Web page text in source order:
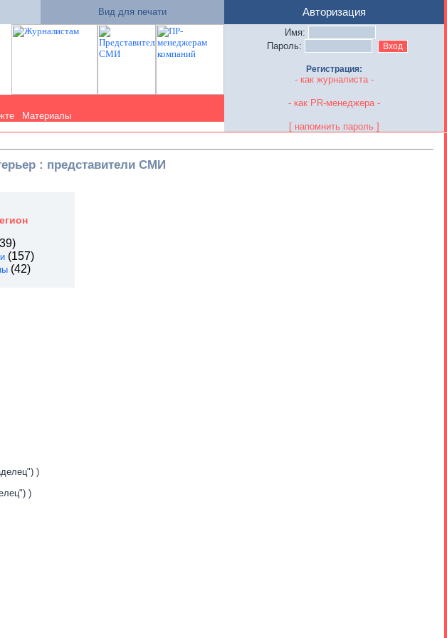
Вид для печати
Материалы
Авторизация
Имя:
Пароль:
Регистрация:
- как журналиста -
- как PR-менеджера -
[ напомнить пароль ]
: представители СМИ
(157)
(42)
)
)